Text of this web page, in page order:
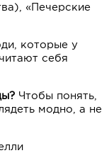
«Печерские
которые у
себя
Чтобы понять,
модно, а не